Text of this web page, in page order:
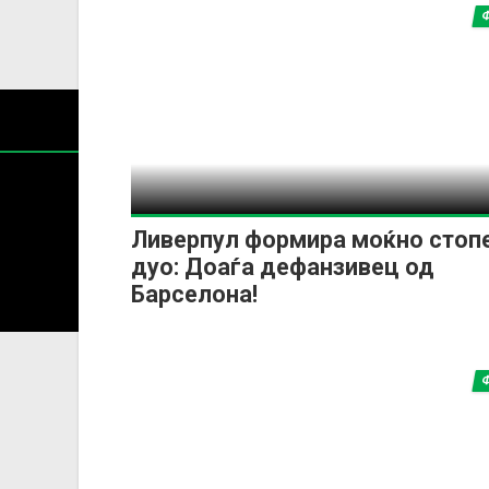
Ливерпул формира моќно
дуо: Доаѓа дефанзивец од
Барселона!
За секоја форма на распространување,